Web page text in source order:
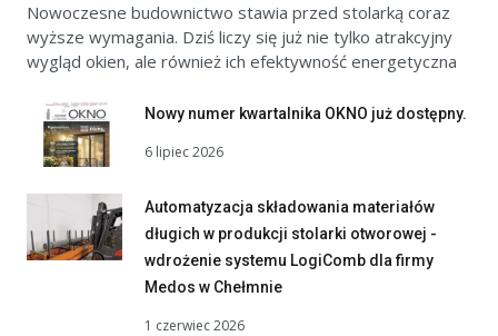
Nowoczesne budownictwo stawia przed stolarką coraz
wyższe wymagania. Dziś liczy się już nie tylko atrakcyjny
wygląd okien, ale również ich efektywność energetyczna
Nowy numer kwartalnika OKNO już dostępny.
6 lipiec 2026
Automatyzacja składowania materiałów
długich w produkcji stolarki otworowej -
wdrożenie systemu LogiComb dla firmy
Medos w Chełmnie
1 czerwiec 2026